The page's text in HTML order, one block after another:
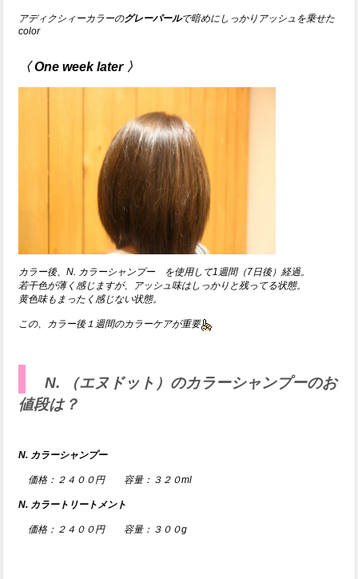
アディクシィーカラーのグレーパールで暗めにしっかりアッシュを乗せた
color
〈 One week later 〉
カラー後、N. カラーシャンプー を使用して1週間（7日後）経過。
若干色が薄く感じますが、アッシュ味はしっかりと残ってる状態。
黄色味もまったく感じない状態。
この、カラー後１週間のカラーケアが重要
N. （エヌドット）のカラーシャンプーのお
値段は？
N. カラーシャンプー
価格：２４００円 容量：３２０ml
N. カラートリートメント
価格：２４００円 容量：３００g